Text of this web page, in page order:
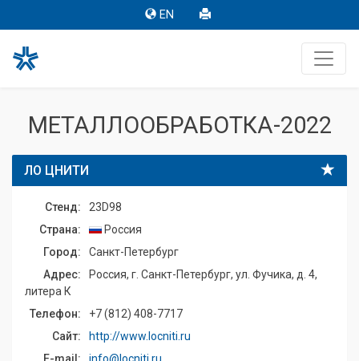
EN
МЕТАЛЛООБРАБОТКА-2022
ЛО ЦНИТИ
Стенд:
23D98
Страна:
Россия
Город:
Санкт-Петербург
Адрес:
Россия, г. Санкт-Петербург, ул. Фучика, д. 4,
литера К
Телефон:
+7 (812) 408-7717
Сайт:
http://www.locniti.ru